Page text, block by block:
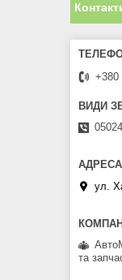
+380
ул.
та